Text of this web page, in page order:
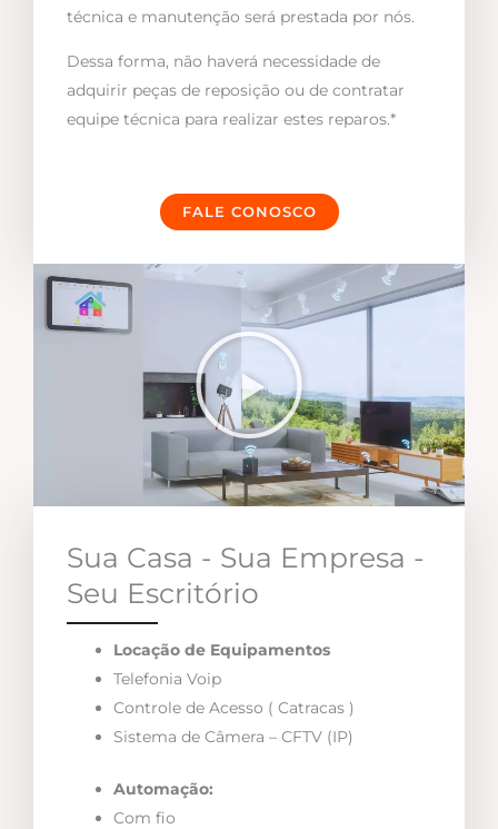
técnica e manutenção será prestada por nós.
Dessa forma, não haverá necessidade de
adquirir peças de reposição ou de contratar
equipe técnica para realizar estes reparos.*
FALE CONOSCO
Sua Casa - Sua Empresa -
Seu Escritório
Locação de Equipamentos
Telefonia Voip
Controle de Acesso ( Catracas )
Sistema de Câmera – CFTV (IP)
Automação:
Com fio